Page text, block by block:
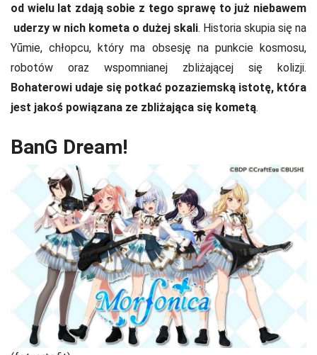
od wielu lat zdają sobie z tego sprawę to już niebawem
uderzy w nich kometa o dużej skali. Historia skupia się na
Yūmie, chłopcu, który ma obsesję na punkcie kosmosu,
robotów oraz wspomnianej zbliżającej się kolizji.
Bohaterowi udaje się potkać pozaziemską istotę, która
jest jakoś powiązana ze zbliżająca się kometą.
BanG Dream!